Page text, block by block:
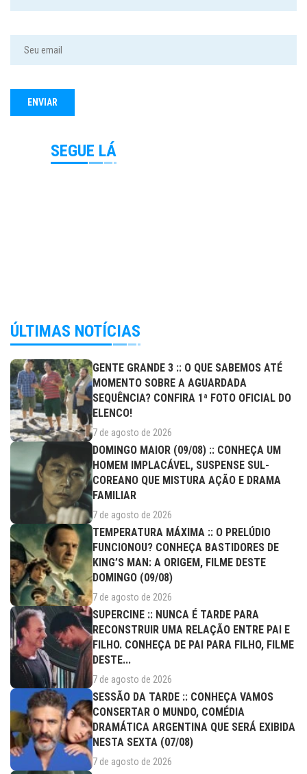
SEGUE LÁ
ÚLTIMAS NOTÍCIAS
GENTE GRANDE 3 :: O QUE SABEMOS ATÉ
MOMENTO SOBRE A AGUARDADA
SEQUÊNCIA? CONFIRA 1ª FOTO OFICIAL DO
ELENCO!
7 de agosto de 2026
DOMINGO MAIOR (09/08) :: CONHEÇA UM
HOMEM IMPLACÁVEL, SUSPENSE SUL-
COREANO QUE MISTURA AÇÃO E DRAMA
FAMILIAR
7 de agosto de 2026
TEMPERATURA MÁXIMA :: O PRELÚDIO
FUNCIONOU? CONHEÇA BASTIDORES DE
KING’S MAN: A ORIGEM, FILME DESTE
DOMINGO (09/08)
7 de agosto de 2026
SUPERCINE :: NUNCA É TARDE PARA
RECONSTRUIR UMA RELAÇÃO ENTRE PAI E
FILHO. CONHEÇA DE PAI PARA FILHO, FILME
DESTE...
7 de agosto de 2026
SESSÃO DA TARDE :: CONHEÇA VAMOS
CONSERTAR O MUNDO, COMÉDIA
DRAMÁTICA ARGENTINA QUE SERÁ EXIBIDA
NESTA SEXTA (07/08)
7 de agosto de 2026